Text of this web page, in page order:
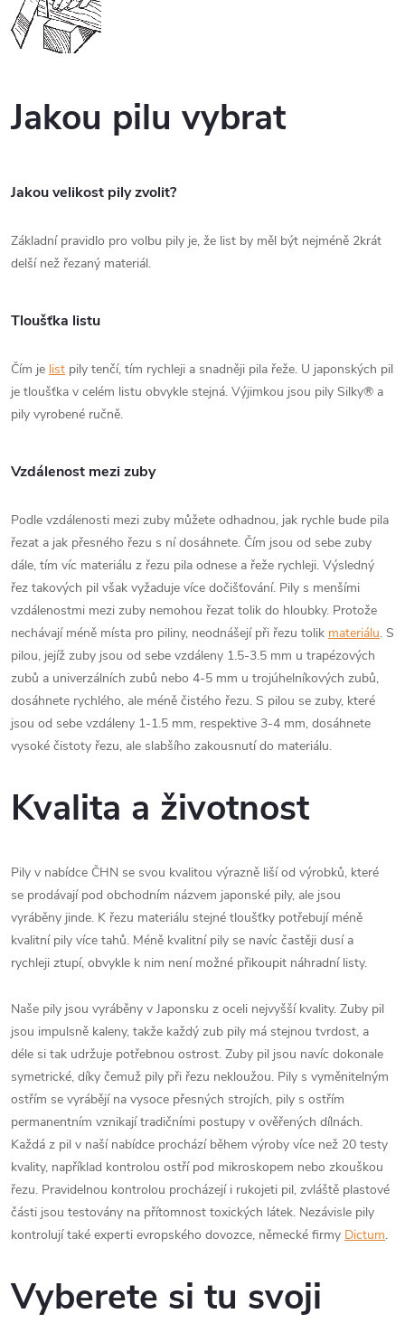
Jakou pilu vybrat
Jakou velikost pily zvolit?
Základní pravidlo pro volbu pily je, že list by měl být nejméně 2krát
delší než řezaný materiál.
Tloušťka listu
Čím je list pily tenčí, tím rychleji a snadněji pila řeže. U japonských pil
je tloušťka v celém listu obvykle stejná. Výjimkou jsou pily Silky® a
pily vyrobené ručně.
Vzdálenost mezi zuby
Podle vzdálenosti mezi zuby můžete odhadnou, jak rychle bude pila
řezat a jak přesného řezu s ní dosáhnete. Čím jsou od sebe zuby
dále, tím víc materiálu z řezu pila odnese a řeže rychleji. Výsledný
řez takových pil však vyžaduje více dočišťování. Pily s menšími
vzdálenostmi mezi zuby nemohou řezat tolik do hloubky. Protože
nechávají méně místa pro piliny, neodnášejí při řezu tolik materiálu. S
pilou, jejíž zuby jsou od sebe vzdáleny 1.5-3.5 mm u trapézových
zubů a univerzálních zubů nebo 4-5 mm u trojúhelníkových zubů,
dosáhnete rychlého, ale méně čistého řezu. S pilou se zuby, které
jsou od sebe vzdáleny 1-1.5 mm, respektive 3-4 mm, dosáhnete
vysoké čistoty řezu, ale slabšího zakousnutí do materiálu.
Kvalita a životnost
Pily v nabídce ČHN se svou kvalitou výrazně liší od výrobků, které
se prodávají pod obchodním názvem japonské pily, ale jsou
vyráběny jinde. K řezu materiálu stejné tloušťky potřebují méně
kvalitní pily více tahů. Méně kvalitní pily se navíc častěji dusí a
rychleji ztupí, obvykle k nim není možné přikoupit náhradní listy.
Naše pily jsou vyráběny v Japonsku z oceli nejvyšší kvality. Zuby pil
jsou impulsně kaleny, takže každý zub pily má stejnou tvrdost, a
déle si tak udržuje potřebnou ostrost. Zuby pil jsou navíc dokonale
symetrické, díky čemuž pily při řezu nekloužou. Pily s vyměnitelným
ostřím se vyrábějí na vysoce přesných strojích, pily s ostřím
permanentním vznikají tradičními postupy v ověřených dílnách.
Každá z pil v naší nabídce prochází během výroby více než 20 testy
kvality, například kontrolou ostří pod mikroskopem nebo zkouškou
řezu. Pravidelnou kontrolou procházejí i rukojeti pil, zvláště plastové
části jsou testovány na přítomnost toxických látek. Nezávisle pily
kontrolují také experti evropského dovozce, německé firmy Dictum.
Vyberete si tu svoji